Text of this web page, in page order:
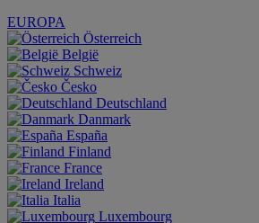
EUROPA
Österreich
België
Schweiz
Česko
Deutschland
Danmark
España
Finland
France
Ireland
Italia
Luxembourg